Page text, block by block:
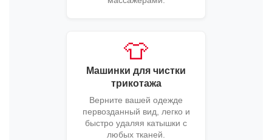
👕
Машинки для чистки
трикотажа
Верните вашей одежде
первозданный вид, легко и
быстро удаляя катышки с
любых тканей.